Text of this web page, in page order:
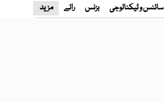
سائنس و ٹیکنالوجی بزنس رائے مزید